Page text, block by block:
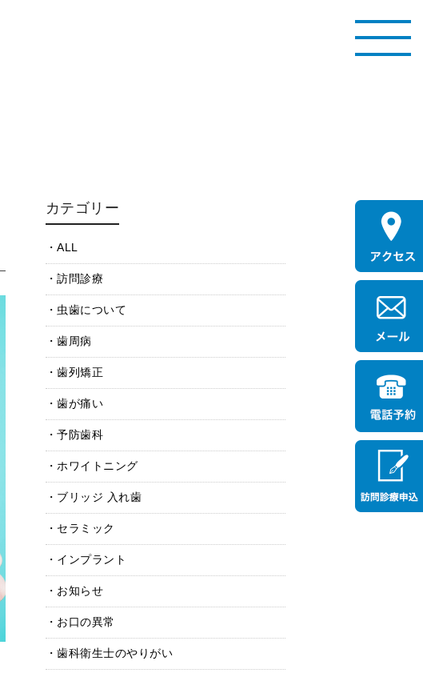
カテゴリー
ALL
訪問診療
虫歯について
歯周病
歯列矯正
歯が痛い
予防歯科
ホワイトニング
ブリッジ 入れ歯
セラミック
インプラント
お知らせ
お口の異常
歯科衛生士のやりがい